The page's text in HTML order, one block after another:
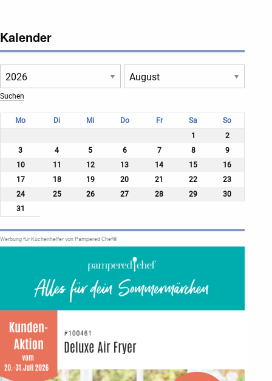
Kalender
Mo Di Mi Do Fr Sa
So
1
2
3
4 5 6 7 8
9
10
11 12 13 14 15
16
17
18 19 20 21 22
23
24
25 26 27 28 29
30
31
Werbung für Küchenhelfer von Pampered Chef®